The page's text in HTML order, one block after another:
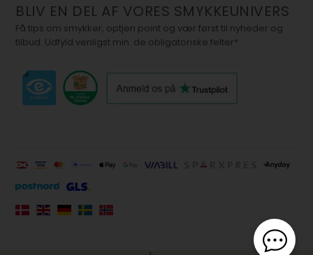
BLIV EN DEL AF VORES SMYKKEUNIVERS
Få tips om smykker, optjen point og vær først til nyheder og
tilbud. Udfyld venligst min. de obligatoriske felter*